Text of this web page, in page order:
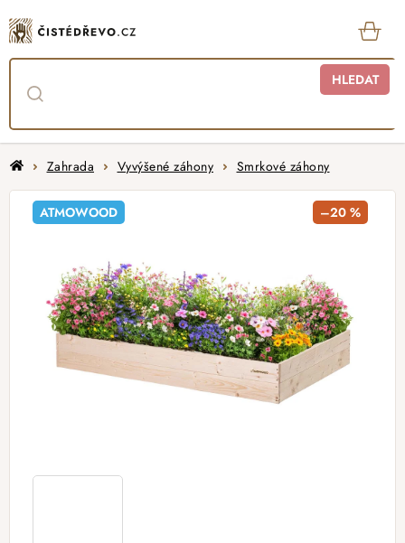
na
obsah
HLEDAT
DomůZahrada Vyvýšené záhony Smrkové záhony
ATMOWOOD –20 %